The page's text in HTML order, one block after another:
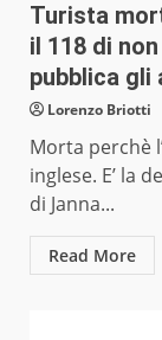
Turista
il 118 di
pubblica gli
Lorenzo Briotti
Morta perchè
inglese. E’ la
di Janna...
Read More